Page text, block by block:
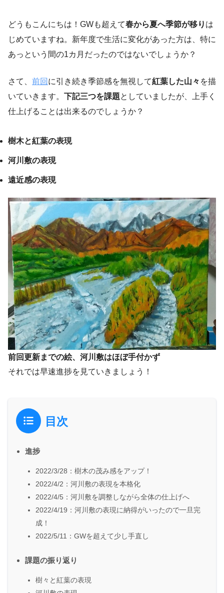
どうもこんにちは！GWも超えて春から夏へ季節が移り は
じめていますね。新年度で生活に変化があった方は、特に
あっという間の1カ月だったのではないでしょうか？
さて、 前回 に引き続き季節感を無視して紅葉した山々 を描
いていきます。 下記三つを課題としていましたが、上手く
仕上げることは出来るのでしょうか？
樹木と紅葉の表現
河川敷の表現
遠近感の表現
前回更新までの絵、河川敷はほぼ手付かず
それでは早速進捗を見ていきましょう！
目次
進捗
2022/3/28：樹木の茂み感をアップ！
2022/4/2：河川敷の表現を本格化
2022/4/5：河川敷を調整しながら全体の仕上げへ
2022/4/19：河川敷の表現に納得がいったので一旦完
成！
2022/5/11：GWを超えて少し手直し
課題の振り返り
樹々と紅葉の表現